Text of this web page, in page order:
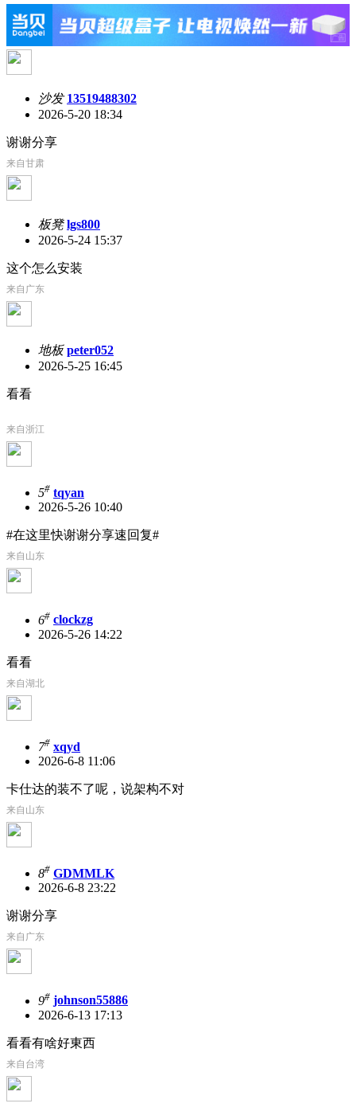
沙发 13519488302
2026-5-20 18:34
谢谢分享
来自甘肃
板凳 lgs800
2026-5-24 15:37
这个怎么安装
来自广东
地板 peter052
2026-5-25 16:45
看看
来自浙江
5# tqyan
2026-5-26 10:40
#在这里快谢谢分享速回复#
来自山东
6# clockzg
2026-5-26 14:22
看看
来自湖北
7# xqyd
2026-6-8 11:06
卡仕达的装不了呢，说架构不对
来自山东
8# GDMMLK
2026-6-8 23:22
谢谢分享
来自广东
9# johnson55886
2026-6-13 17:13
看看有啥好東西
来自台湾